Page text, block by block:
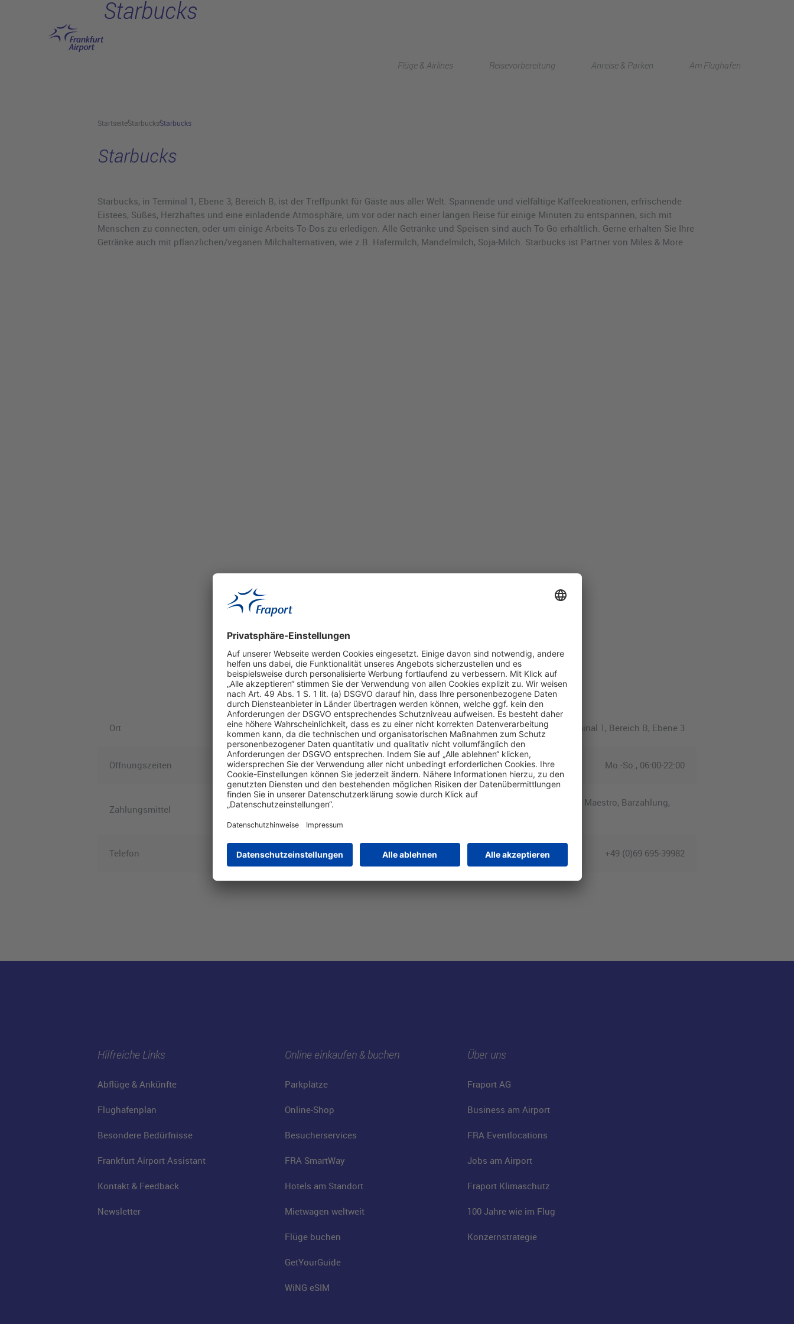
Flüge & Airlines Reisevorbereitung Anreise & Parken Am Flughafen
Starbucks
StartseiteStarbucksStarbucks
Starbucks
Starbucks, in Terminal 1, Ebene 3, Bereich B, ist der Treffpunkt für Gäste aus aller Welt. Spannende und vielfältige Kaffeekreationen, erfrischende
Eistees, Süßes, Herzhaftes und eine einladende Atmosphäre, um vor oder nach einer langen Reise für einige Minuten zu entspannen, sich mit
Menschen zu connecten, oder um einige Arbeits-To-Dos zu erledigen. Alle Getränke und Speisen sind auch To Go erhältlich. Gerne erhalten Sie Ihre
Getränke auch mit pflanzlichen/veganen Milchalternativen, wie z.B. Hafermilch, Mandelmilch, Soja-Milch. Starbucks ist Partner von Miles & More
Ort Terminal 1, Bereich B, Ebene 3
Öffnungszeiten Mo.-So., 06:00-22:00
Zahlungsmittel
Visa, American Express, Euro/Mastercard, V Pay, Diners Club INTERNATIONAL, Discover, Maestro, Barzahlung,
Telefon +49 (0)69 695-39982
Hilfreiche Links
Abflüge & Ankünfte
Flughafenplan
Besondere Bedürfnisse
Frankfurt Airport Assistant
Kontakt & Feedback
Newsletter
Online einkaufen & buchen
Parkplätze
Online-Shop
Besucherservices
FRA SmartWay
Hotels am Standort
Mietwagen weltweit
Flüge buchen
GetYourGuide
WiNG eSIM
Über uns
Fraport AG
Business am Airport
FRA Eventlocations
Jobs am Airport
Fraport Klimaschutz
100 Jahre wie im Flug
Konzernstrategie